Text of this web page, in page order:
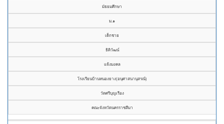
มัธยมศึกษา
ม.๑
เด็กชาย
ธิติวัฒน์
แจ้งมงคล
โรงเรียนบ้านหนองยาง(อนุศาสนานุสรณ์)
วัดศรีบุญเรือง
คณะจังหวัดนครราชสีมา